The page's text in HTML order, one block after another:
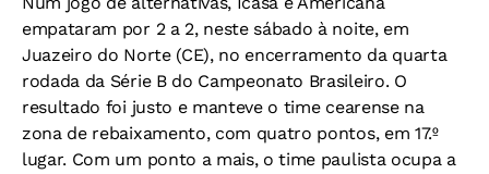
empataram por 2 a 2, neste sábado à noite, em
Juazeiro do Norte (CE), no encerramento da quarta
rodada da Série B do Campeonato Brasileiro. O
resultado foi justo e manteve o time cearense na
zona de rebaixamento, com quatro pontos, em 17.º
lugar. Com um ponto a mais, o time paulista ocupa a